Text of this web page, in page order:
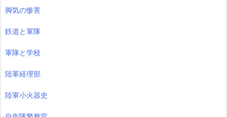
脚気の惨害
鉄道と軍隊
軍隊と学校
陸軍経理部
陸軍小火器史